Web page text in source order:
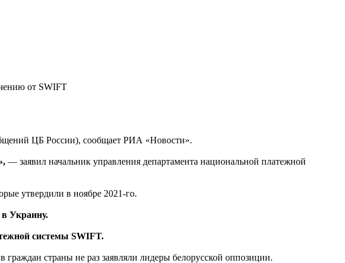
ЦБ России), сообщает РИА «Новости».
— заявил начальник управления департамента национальной платежной
утвердили в ноябре 2021-го.
Украину.
системы SWIFT.
страны не раз заявляли лидеры белорусской оппозиции.